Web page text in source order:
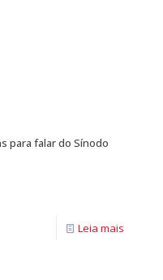
para falar do Sínodo
Leia mais